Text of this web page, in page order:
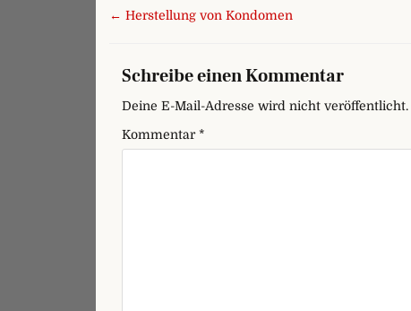
Beitragsnavigation
← Herstellung von Kondomen
Schreibe einen Kommentar
Deine E-Mail-Adresse wird nicht veröffentlicht.
Kommentar *